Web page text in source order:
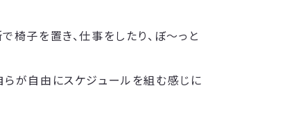
椅子を置き、仕事をしたり、ぼ～っと
らが自由にスケジュールを組む感じに